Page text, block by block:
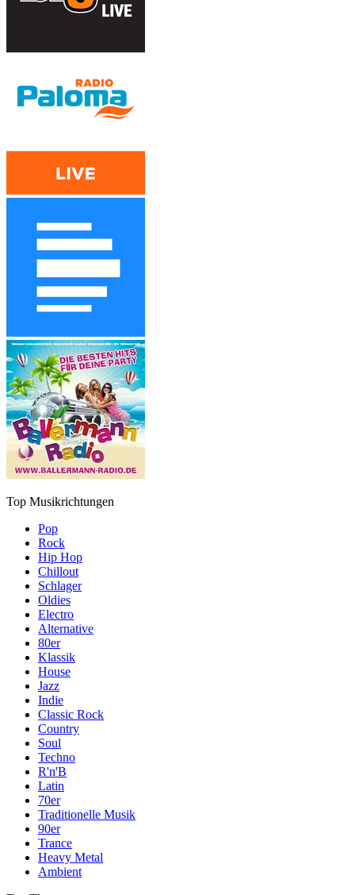
Top Musikrichtungen
Pop
Rock
Hip Hop
Chillout
Schlager
Oldies
Electro
Alternative
80er
Klassik
House
Jazz
Indie
Classic Rock
Country
Soul
Techno
R'n'B
Latin
70er
Traditionelle Musik
90er
Trance
Heavy Metal
Ambient